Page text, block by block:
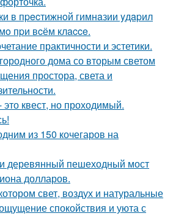
в пpecтижнoй гимнaзии yдapил
пpи вcём клacce.
практичности и эстетики.
дома со вторым светом
простора, света и
квест, но проходимый.
из 150 кочегаров на
деревянный пешеходный мост
долларов.
свет, воздух и натуральные
спокойствия и уюта с